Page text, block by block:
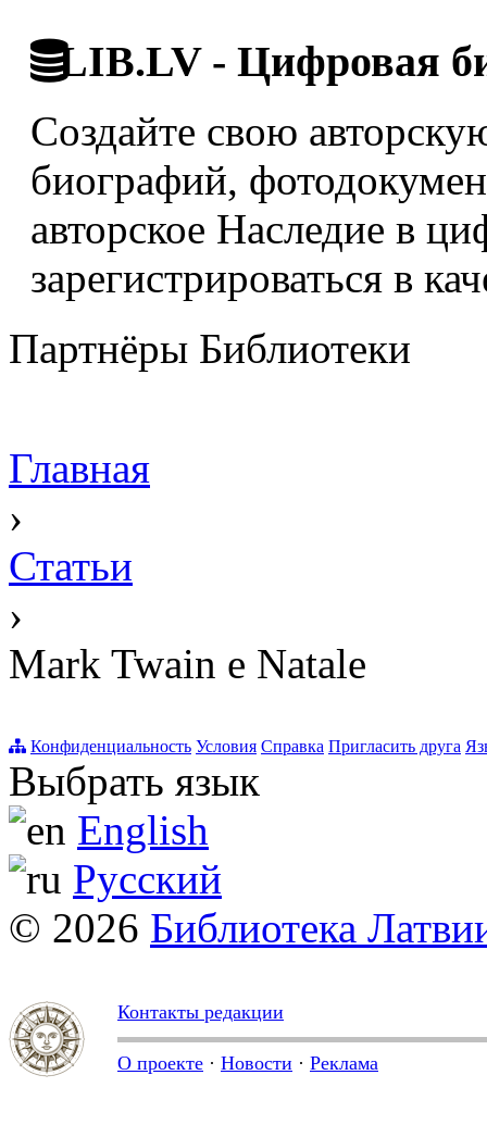
LIB.LV - Цифровая
Создайте свою
биографий,
авторское Наследие в
зарегистрироваться в
Партнёры Библиотеки
Главная
›
Статьи
›
Mark Twain e Natale
Конфиденциальность Условия Справка Пригласить друга
Выбрать язык
English
Русский
© 2026 Библиотека
Контакты редакции
О проекте · Новости · Реклама